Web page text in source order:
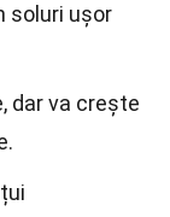
soluri ușor
dar va crește